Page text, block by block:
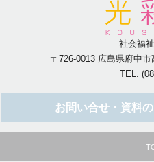
社会福
〒726-0013 広島県府中市
TEL.
お問い合せ・資料